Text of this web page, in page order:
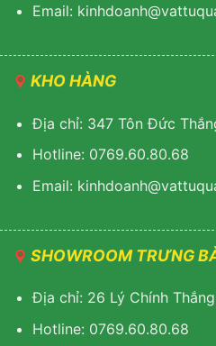
Email:
KHO HÀNG
Địa chỉ: 347 Tôn Đức
Hotline: 0769.60.80.68
Email: k
SHOWROOM TRƯNG
Địa chỉ: 26 Lý Chính
Hotline: 0769.60.80.68